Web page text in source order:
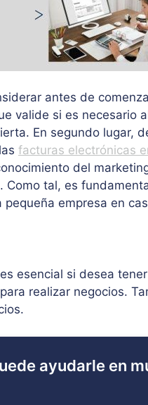
antes de
valide si es necesario
En segundo lugar,
facturas electrónicas
del
Como tal, es
empresa en
esencial si desea
realizar negocios.
ayudarle en